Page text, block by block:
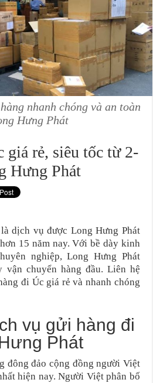
nhanh chóng và an toàn
Hưng Phát
giá rẻ, siêu tốc từ 2-
Hưng Phát
dịch vụ được Long Hưng Phát
15 năm nay. Với bề dày kinh
nghiệp, Long Hưng Phát
chuyển hàng đầu. Liên hệ
đi Úc giá rẻ và nhanh chóng
vụ gửi hàng đi
Phát
đông đảo cộng đồng người Việt
hiện nay. Người Việt phân bố